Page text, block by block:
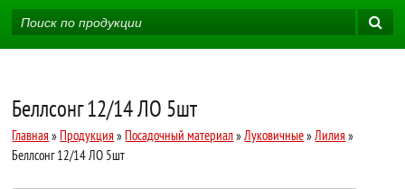
Беллсонг 12/14 ЛО 5шт
Главная » Продукция » Посадочный материал» Луковичные» Лилия »
Беллсонг 12/14 ЛО 5шт